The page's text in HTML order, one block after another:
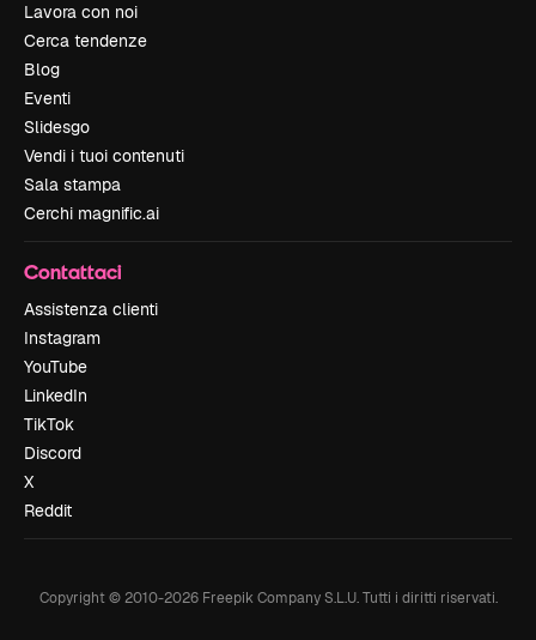
Lavora con noi
Cerca tendenze
Blog
Eventi
Slidesgo
Vendi i tuoi contenuti
Sala stampa
Cerchi magnific.ai
Contattaci
Assistenza clienti
Instagram
YouTube
LinkedIn
TikTok
Discord
X
Reddit
Copyright © 2010-2026Freepik Company S.L.U. Tutti i diritti riservati.